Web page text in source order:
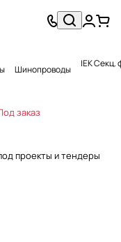
Шинопроводы IEK Секц.
заказ
проекты и тендеры